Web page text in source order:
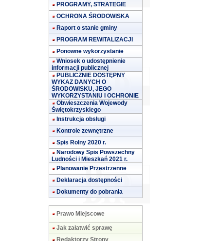
PROGRAMY, STRATEGIE
OCHRONA ŚRODOWISKA
Raport o stanie gminy
PROGRAM REWITALIZACJI
Ponowne wykorzystanie
Wniosek o udostępnienie
informacji publicznej
PUBLICZNIE DOSTĘPNY
WYKAZ DANYCH O
ŚRODOWISKU, JEGO
WYKORZYSTANIU I OCHRONIE
Obwieszczenia Wojewody
Świętokrzyskiego
Instrukcja obsługi
Kontrole zewnętrzne
Spis Rolny 2020 r.
Narodowy Spis Powszechny
Ludności i Mieszkań 2021 r.
Planowanie Przestrzenne
Deklaracja dostępności
Dokumenty do pobrania
Prawo Miejscowe
Jak załatwić sprawę
Redaktorzy Strony